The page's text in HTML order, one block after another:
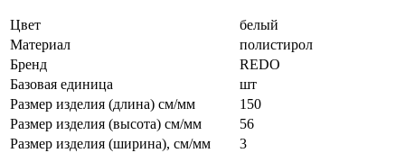
Цвет
белый
Материал
полистирол
Бренд
REDO
Базовая единица
шт
Размер изделия (длина) см/мм
150
Размер изделия (высота) см/мм
56
Размер изделия (ширина), см/мм
3